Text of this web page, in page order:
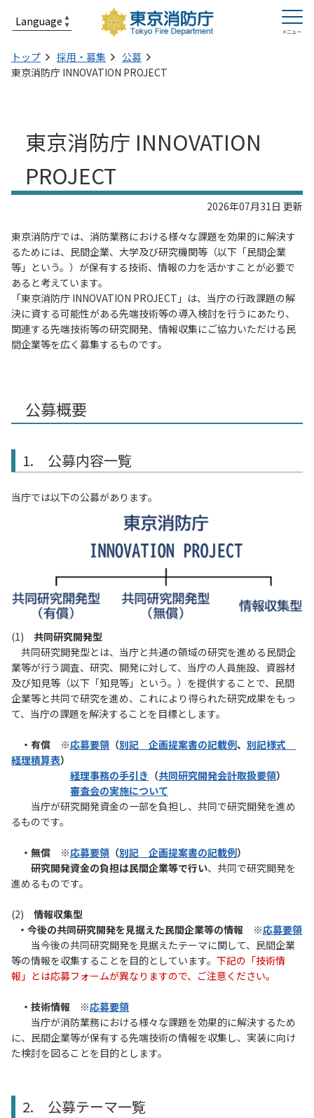
トップ 採用・募集
公募
東京消防庁 INNOVATION PROJECT
東京消防庁 INNOVATION
PROJECT
2026年07月31日 更新
東京消防庁では、消防業務における様々な課題を効果的に解決す
るためには、民間企業、大学及び研究機関等（以下「民間企業
等」という。）が保有する技術、情報の力を活かすことが必要で
あると考えています。
「東京消防庁 INNOVATION PROJECT」は、当庁の行政課題の解
決に資する可能性がある先端技術等の導入検討を行うにあたり、
関連する先端技術等の研究開発、情報収集にご協力いただける民
間企業等を広く募集するものです。
公募概要
1. 公募内容一覧
当庁では以下の公募があります。
(1) 共同研究開発型
共同研究開発型とは、当庁と共通の領域の研究を進める民間企
業等が行う調査、研究、開発に対して、当庁の人員施設、資器材
及び知見等（以下「知見等」という。）を提供することで、民間
企業等と共同で研究を進め、これにより得られた研究成果をもっ
て、当庁の課題を解決することを目標とします。
・有償 ※応募要領 （別記＿企画提案書の記載例、 別記様式＿
経理積算表）
経理事務の手引き （共同研究開発会計取扱要領）
審査会の実施について
当庁が研究開発資金の一部を負担し、共同で研究開発を進め
るものです。
・無償 ※応募要領 （別記＿企画提案書の記載例）
研究開発資金の負担は民間企業等で行い、共同で研究開発を
進めるものです。
(2) 情報収集型
・今後の共同研究開発を見据えた民間企業等の情報 ※応募要領
当今後の共同研究開発を見据えたテーマに関して、民間企業
等の情報を収集することを目的としています。 下記の「技術情
報」とは応募フォームが異なりますので、ご注意ください。
・技術情報 ※応募要領
当庁が消防業務における様々な課題を効果的に解決するため
に、民間企業等が保有する先端技術の情報を収集し、実装に向け
た検討を図ることを目的とします。
2. 公募テーマ一覧